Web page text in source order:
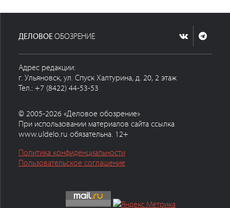
ДЕЛОВОЕОБОЗРЕНИЕ
Адрес редакции:
г. Ульяновск, ул. Спуск Халтурина, д. 20, 2 этаж
Тел.: +7 (8422) 44-53-53
© 2005-2026 «Деловое обозрение»
При использовании материалов сайта ссылка
www.uldelo.ru обязательна. 12+
Политика конфиденциальности
Пользовательское соглашение